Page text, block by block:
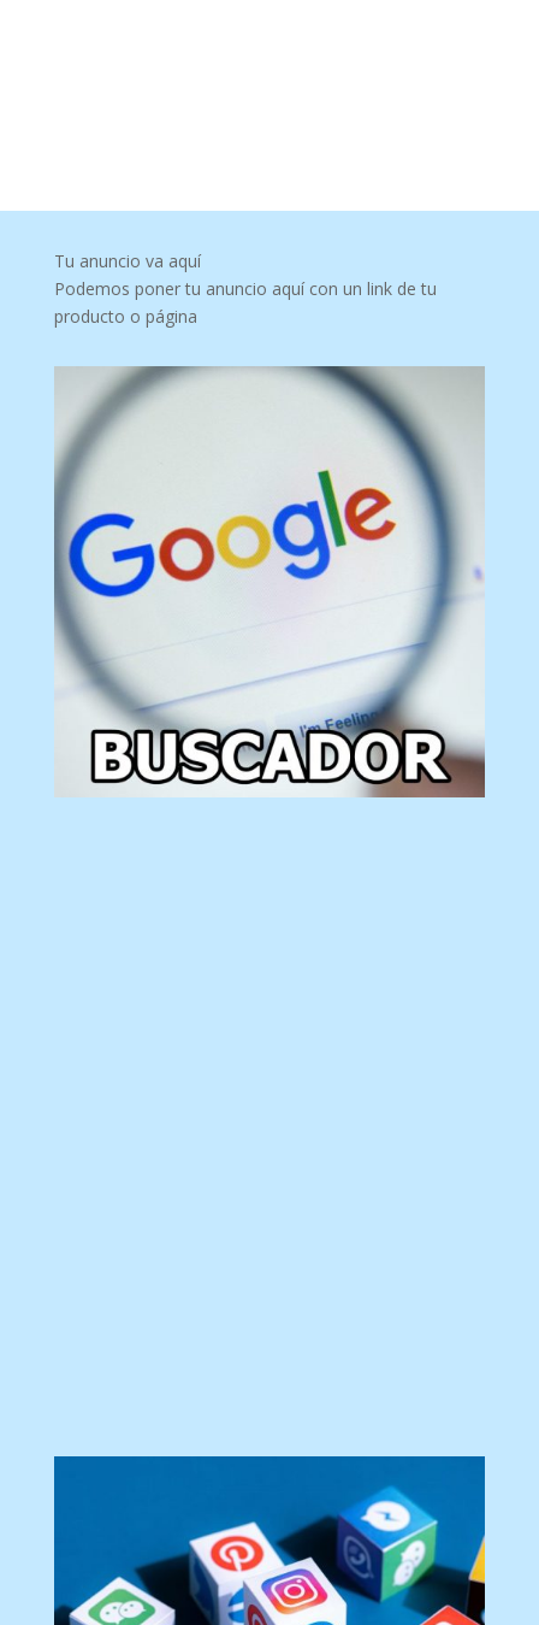
Tu anuncio va aquí
Podemos poner tu anuncio aquí con un link de tu
producto o página